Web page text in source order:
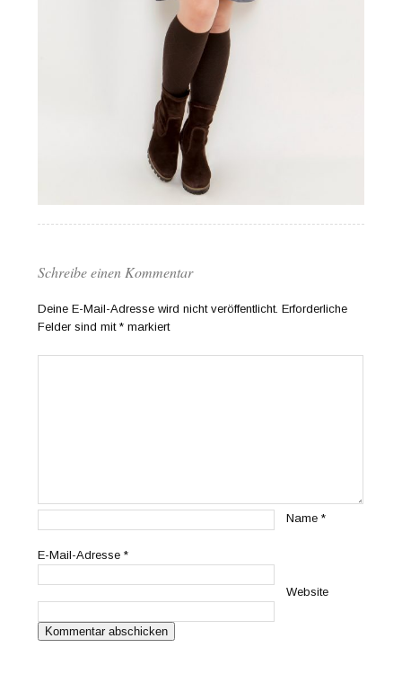
Schreibe einen Kommentar
Deine E-Mail-Adresse wird nicht veröffentlicht. Erforderliche
Felder sind mit* markiert
Name*
E-Mail-Adresse*
Website